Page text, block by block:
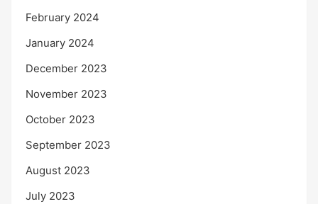
February 2024
January 2024
December 2023
November 2023
October 2023
September 2023
August 2023
July 2023